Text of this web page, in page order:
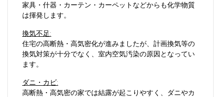
家具・什器・カーテン・カーペットなどからも化学物質
は揮発します。
換気不足:
住宅の高断熱・高気密化が進みましたが、計画換気等の
換気対策が十分でなく、室内空気汚染の原因となってい
ます。
ダニ・カビ:
高断熱・高気密の家では結露が起こりやすく、ダニやカ